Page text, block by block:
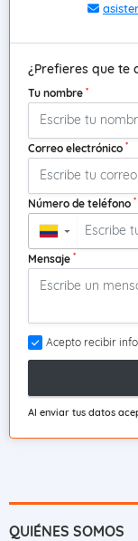
¿Prefieres que te
Tu nombre *
Correo electrónico *
Número de teléfono *
▼
Mensaje *
Acepto recibir
Al enviar tus datos
QUIÉNES SOMOS